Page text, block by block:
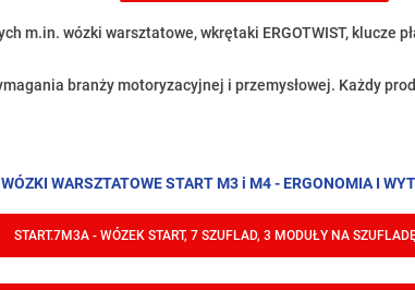
m.in. wózki warsztatowe, wkrętaki ERGOTWIST, klucze
branży motoryzacyjnej i przemysłowej. Każdy
WÓZKI WARSZTATOWE START M3 i M4 - ERGONOMIA I
START.7M3A - WÓZEK START, 7 SZUFLAD, 3 MODUŁY NA